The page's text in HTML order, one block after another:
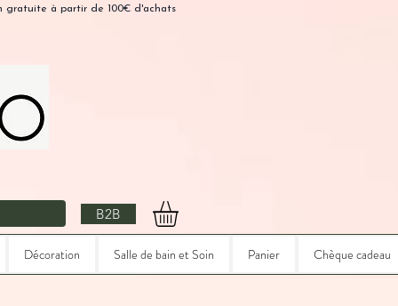
gratuite à partir de 100€ d'achats
B2B
Décoration Salle de bain et Soin Panier Chèque cadeau